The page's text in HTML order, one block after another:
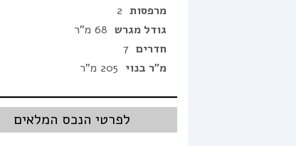
מרפסות 2
גודל מגרש 68 מ"ר
חדרים 7
מ"ר בנוי 205 מ"ר
לפרטי הנכס המלאים